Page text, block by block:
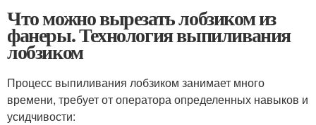
Что можно вырезать лобзиком из
фанеры. Технология выпиливания
лобзиком
Процесс выпиливания лобзиком занимает много
времени, требует от оператора определенных навыков и
усидчивости: